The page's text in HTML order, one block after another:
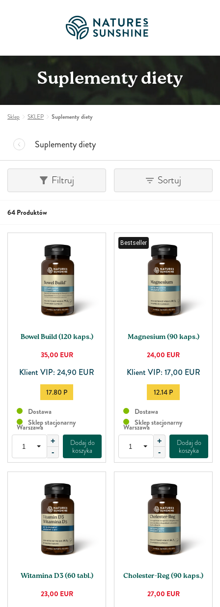
Suplementy diety
Sklep SKLEP Suplementy diety
Suplementy diety
Filtruj Sortuj
64 Produktów
Bowel Build (120 kaps.)
35,00 EUR
Klient VIP: 24,90 EUR
17.80 P
Dostawa
Sklep stacjonarny
Warszawa
+
-
Dodaj do
koszyka
Bestseller
Magnesium (90 kaps.)
24,00 EUR
Klient VIP: 17,00 EUR
12.14 P
Dostawa
Sklep stacjonarny
Warszawa
+
-
Dodaj do
koszyka
Witamina D3 (60 tabl.)
23,00 EUR
Cholester-Reg (90 kaps.)
27,00 EUR